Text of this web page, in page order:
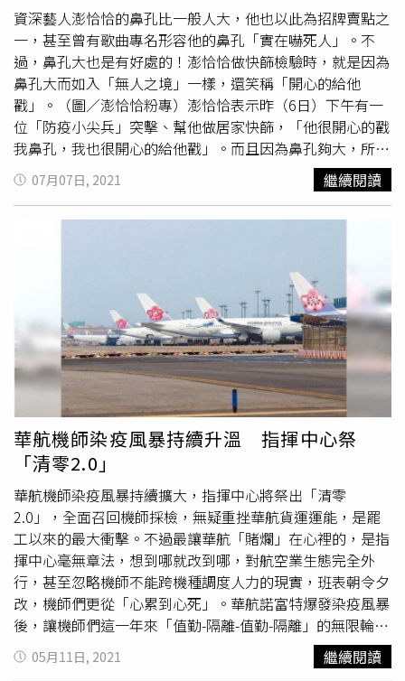
資深藝人澎恰恰的鼻孔比一般人大，他也以此為招牌賣點之
一，甚至曾有歌曲專名形容他的鼻孔「實在嚇死人」。不
過，鼻孔大也是有好處的！澎恰恰做快篩檢驗時，就是因為
鼻孔大而如入「無人之境」一樣，還笑稱「開心的給他
戳」。（圖／澎恰恰粉專）澎恰恰表示昨（6日）下午有一
位「防疫小尖兵」突擊、幫他做居家快篩，「他很開心的戳
我鼻孔，我也很開心的給他戳」。而且因為鼻孔夠大，所以
棉棒伸入鼻孔時有如入無人之境一般暢行無阻！澎恰恰直言
「因為夠大，所以不痛」，順帶問網友能不能看出幫他做快
篩的人是誰。雖然這名「快篩小尖兵」戴著帽子和口罩，還
戳戳樂
不為」、「澎哥，你這哏太絕，完全達到了搞笑的巔峰」、
「原來鼻孔大不大跟戳痛不痛有關聯」、「舜哥你報仇的機
會到了」、「我比較想知道，鼻孔內放什麼戳戳樂獎品」、
「這時候羨慕鼻孔大」、「政府應該請彭哥代言病毒篩
檢」。
07月07日, 2021 繼續閱讀
華航機師染疫風暴持續升溫 指揮中心祭
「清零2.0」
華航機師染疫風暴持續擴大，指揮中心將祭出「清零
2.0」，全面召回機師採檢，無疑重挫華航貨運運能，是罷
工以來的最大衝擊。不過最讓華航「賭爛」在心裡的，是指
揮中心毫無章法，想到哪就改到哪，對航空業生態完全外
行，甚至忽略機師不能跨機種調度人力的現實，班表朝令夕
改，機師們更從「心累到心死」。華航諾富特爆發染疫風暴
後，讓機師們這一年來「值勤-隔離-值勤-隔離」的無限輪迴
到了崩潰邊緣，「清零計畫1.0」實施後，飛過長程航班的
機師檢疫期間，從原本的3天增加到5＋9天，期間還有2次
05月11日, 2021 繼續閱讀